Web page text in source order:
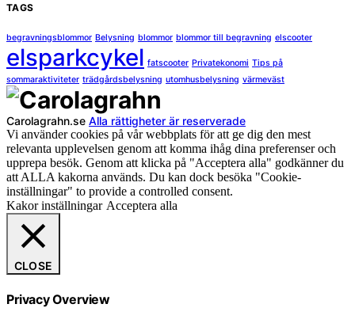
TAGS
begravningsblommor Belysning blommor blommor till begravning elscooter
elsparkcykel fatscooter Privatekonomi Tips på
sommaraktiviteter trädgårdsbelysning utomhusbelysning värmeväst
Carolagrahn.se Alla rättigheter är reserverade
Vi använder cookies på vår webbplats för att ge dig den mest
relevanta upplevelsen genom att komma ihåg dina preferenser och
upprepa besök. Genom att klicka på "Acceptera alla" godkänner du
att ALLA kakorna används. Du kan dock besöka "Cookie-
inställningar" to provide a controlled consent.
Kakor inställningar Acceptera alla
CLOSE
Privacy Overview